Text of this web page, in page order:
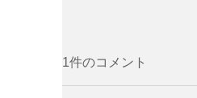
1件のコメント